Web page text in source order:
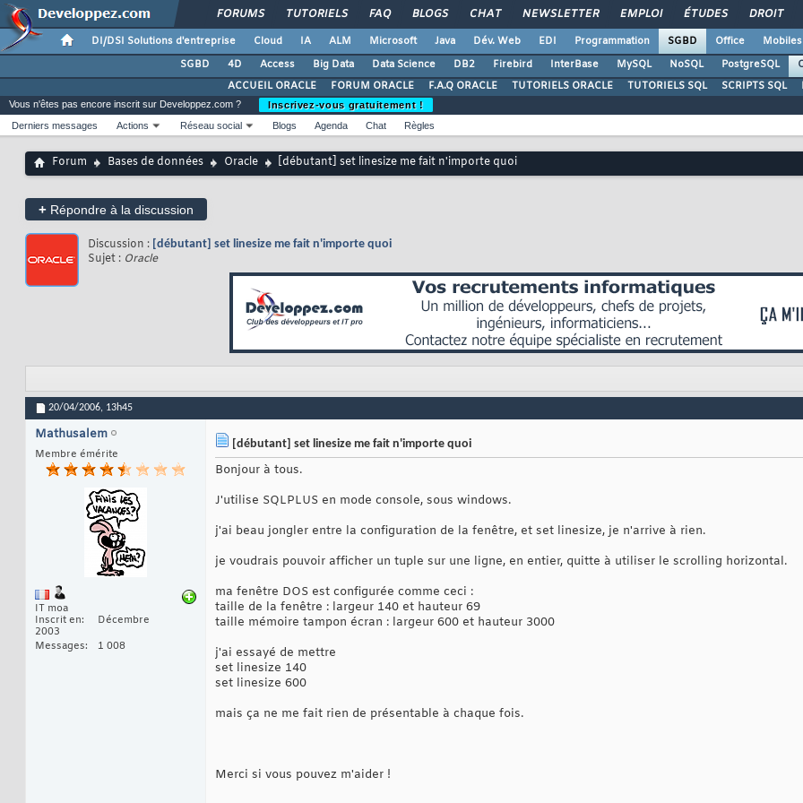
FORUMS TUTORIELS FAQ BLOGS CHAT NEWSLETTER EMPLOI ÉTUDES DROIT
DI/DSI Solutions d'entreprise Cloud IA ALM Microsoft Java Dév. Web EDI Programmation SGBD Office
Mobiles
SGBD
4D Access Big Data Data Science DB2 Firebird InterBase MySQL NoSQL PostgreSQL
ACCUEIL ORACLE
FORUM ORACLE F.A.Q ORACLE TUTORIELS ORACLE TUTORIELS SQL SCRIPTS SQL
Vous n'êtes pas encore inscrit sur Developpez.com ?
Inscrivez-vous gratuitement !
Derniers messages
Actions Réseau social Blogs Agenda Chat Règles
Forum Bases de données Oracle [débutant] set linesize me fait n'importe quoi
+ Répondre à la discussion
Discussion : [débutant] set linesize me fait n'importe quoi
Sujet : Oracle
20/04/2006, 13h45
Mathusalem
Membre émérite
IT moa
Inscrit en
Décembre
2003
Messages
1 008
[débutant] set linesize me fait n'importe quoi
Bonjour à tous.
J'utilise SQLPLUS en mode console, sous windows.
j'ai beau jongler entre la configuration de la fenêtre, et set linesize, je n'arrive à rien.
je voudrais pouvoir afficher un tuple sur une ligne, en entier, quitte à utiliser le scrolling horizontal.
ma fenêtre DOS est configurée comme ceci :
taille de la fenêtre : largeur 140 et hauteur 69
taille mémoire tampon écran : largeur 600 et hauteur 3000
j'ai essayé de mettre
set linesize 140
set linesize 600
mais ça ne me fait rien de présentable à chaque fois.
Merci si vous pouvez m'aider !